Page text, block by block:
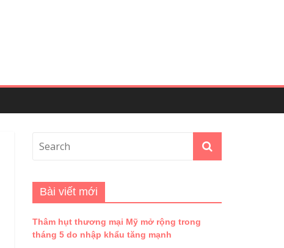
Bài viết mới
Thâm hụt thương mại Mỹ mở rộng trong
tháng 5 do nhập khẩu tăng mạnh